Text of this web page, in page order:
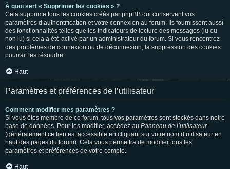
À quoi sert « Supprimer les cookies » ?
Cela supprime tous les cookies créés par phpBB qui conservent vos
paramètres d’authentification et votre connexion au forum. Ils fournissent aussi
des fonctionnalités telles que les indicateurs de lecture des messages (lu ou
non lu) si cela a été activé par un administrateur du forum. Si vous rencontrez
des problèmes de connexion ou de déconnexion, la suppression des cookies
pourrait les résoudre.
Haut
Paramètres et préférences de l’utilisateur
Comment modifier mes paramètres ?
Si vous êtes membre de ce forum, tous vos paramètres sont stockés dans notre
base de données. Pour les modifier, accédez au Panneau de l’utilisateur
(généralement ce lien est accessible en cliquant sur votre nom d’utilisateur en
haut des pages du forum). Cela vous permettra de modifier tous les
paramètres et préférences de votre compte.
Haut